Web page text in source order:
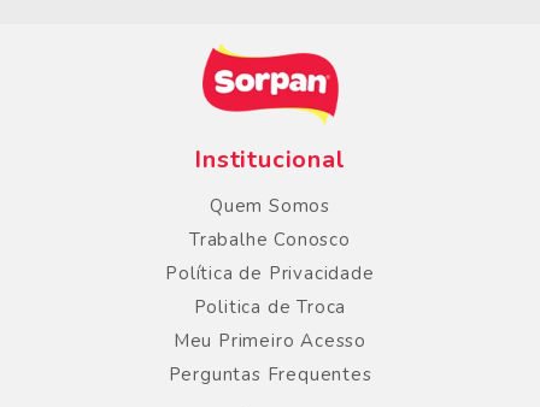
Institucional
Quem Somos
Trabalhe Conosco
Política de Privacidade
Politica de Troca
Meu Primeiro Acesso
Perguntas Frequentes